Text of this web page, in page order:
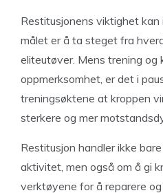
Restitusjonens viktighet kan
målet er å ta steget fra
eliteutøver. Mens trening
oppmerksomhet, er det i
treningsøktene at kroppen
sterkere og mer
Restitusjon handler ikke
aktivitet, men også om å gi
verktøyene for å reparere